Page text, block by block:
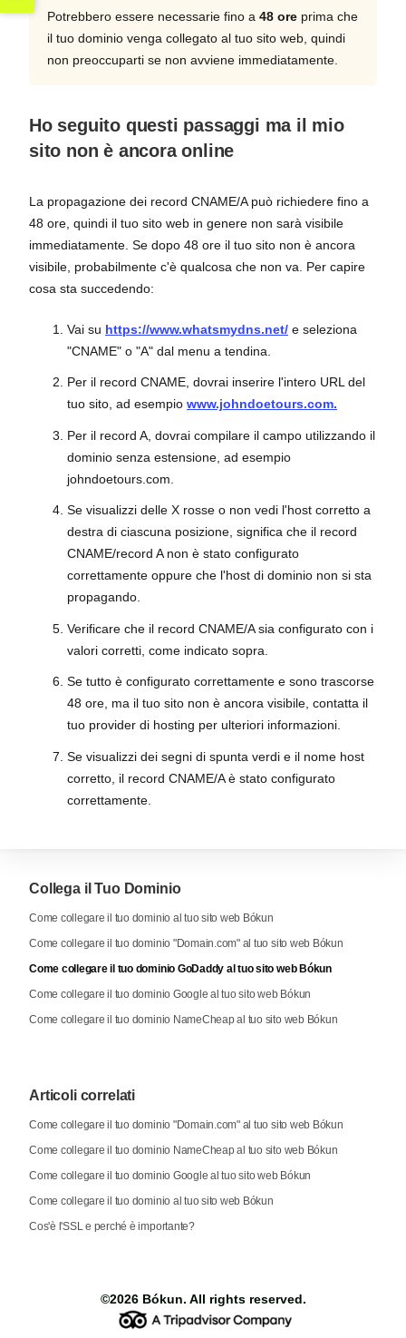
Potrebbero essere necessarie fino a 48 ore prima che
il tuo dominio venga collegato al tuo sito web, quindi
non preoccuparti se non avviene immediatamente.
Ho seguito questi passaggi ma il mio
sito non è ancora online
La propagazione dei record CNAME/A può richiedere fino a
48 ore, quindi il tuo sito web in genere non sarà visibile
immediatamente. Se dopo 48 ore il tuo sito non è ancora
visibile, probabilmente c'è qualcosa che non va. Per capire
cosa sta succedendo:
Vai su https://www.whatsmydns.net/ e seleziona
"CNAME" o "A" dal menu a tendina.
Per il record CNAME, dovrai inserire l'intero URL del
tuo sito, ad esempio www.johndoetours.com.
Per il record A, dovrai compilare il campo utilizzando il
dominio senza estensione, ad esempio
johndoetours.com.
Se visualizzi delle X rosse o non vedi l'host corretto a
destra di ciascuna posizione, significa che il record
CNAME/record A non è stato configurato
correttamente oppure che l'host di dominio non si sta
propagando.
Verificare che il record CNAME/A sia configurato con i
valori corretti, come indicato sopra.
Se tutto è configurato correttamente e sono trascorse
48 ore, ma il tuo sito non è ancora visibile, contatta il
tuo provider di hosting per ulteriori informazioni.
Se visualizzi dei segni di spunta verdi e il nome host
corretto, il record CNAME/A è stato configurato
correttamente.
Collega il Tuo Dominio
Come collegare il tuo dominio al tuo sito web Bókun
Come collegare il tuo dominio "Domain.com" al tuo sito web Bókun
Come collegare il tuo dominio GoDaddy al tuo sito web Bókun
Come collegare il tuo dominio Google al tuo sito web Bókun
Come collegare il tuo dominio NameCheap al tuo sito web Bókun
Articoli correlati
Come collegare il tuo dominio "Domain.com" al tuo sito web Bókun
Come collegare il tuo dominio NameCheap al tuo sito web Bókun
Come collegare il tuo dominio Google al tuo sito web Bókun
Come collegare il tuo dominio al tuo sito web Bókun
Cos'è l'SSL e perché è importante?
©2026 Bókun. All rights reserved.